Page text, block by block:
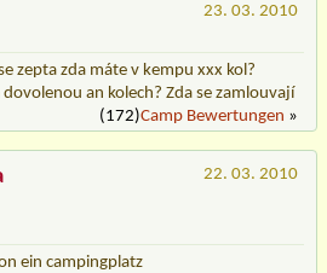
23. 03. 2010
zepta zda máte v kempu xxx kol?
an kolech? Zda se zamlouvají
(172)Camp Bewertungen »
22. 03. 2010
ein campingplatz